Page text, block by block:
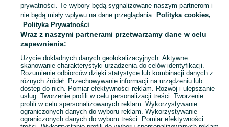
Mapa kategorii
Mapa miejscowości
Mapa ministron
Popularne wyszukiwania
prywatności. Te wybory będą sygnalizowane naszym partnerom i
nie będą miały wpływu na dane przeglądania. Polityka cookies,
Polityka Prywatności
Wraz z naszymi partnerami przetwarzamy dane w celu
zapewnienia:
Użycie dokładnych danych geolokalizacyjnych. Aktywne
skanowanie charakterystyki urządzenia do celów identyfikacji.
Rozumienie odbiorców dzięki statystyce lub kombinacji danych z
różnych źródeł. Przechowywanie informacji na urządzeniu lub
dostęp do nich. Pomiar efektywności reklam. Rozwój i ulepszanie
usług. Tworzenie profili w celu personalizacji treści. Tworzenie
profili w celu spersonalizowanych reklam. Wykorzystywanie
ograniczonych danych do wyboru reklam. Wykorzystywanie
ograniczonych danych do wyboru treści. Pomiar efektywności